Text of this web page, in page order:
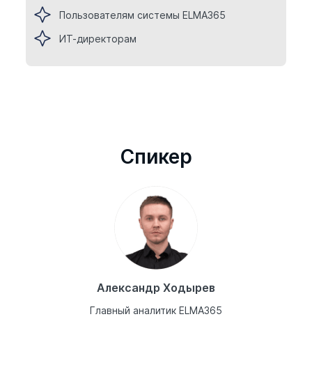
Пользователям системы ELMA365
ИТ-директорам
Cпикер
Александр Ходырев
Главный аналитик ELMA365